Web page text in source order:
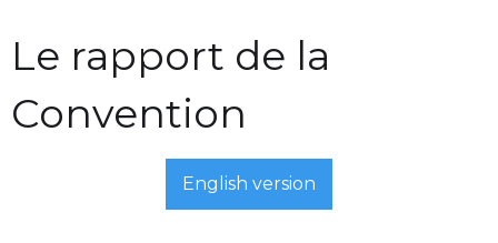
Le rapport de la
Convention
English version